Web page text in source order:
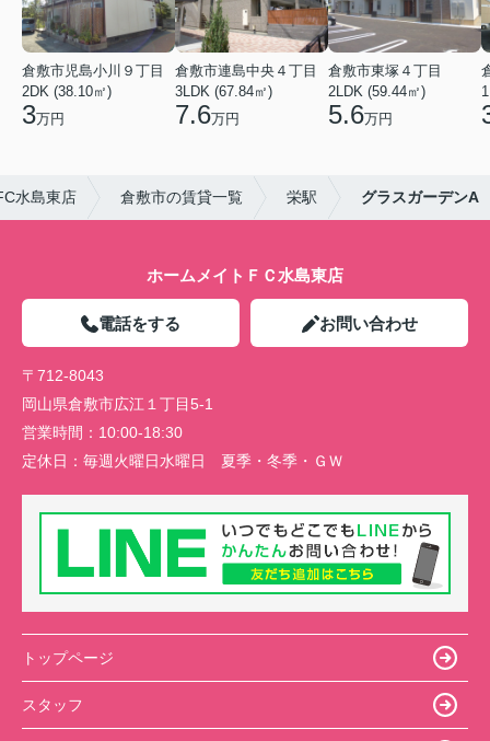
倉敷市児島小川９丁目
2DK (38.10㎡)
3万円
倉敷市連島中央４丁目
3LDK (67.84㎡)
7.6万円
倉敷市東塚４丁目
2LDK (59.44㎡)
5.6万円
水島東店 倉敷市の賃貸一覧 栄駅 グラスガーデンA
ホームメイトＦＣ水島東店
電話をする お問い合わせ
〒712-8043
岡山県倉敷市広江１丁目5-1
営業時間： 10:00-18:30
定休日： 毎週火曜日水曜日 夏季・冬季・ＧＷ
トップページ
スタッフ